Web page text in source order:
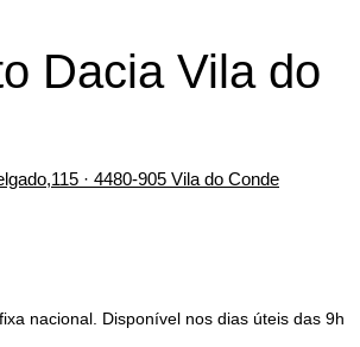
DaciaVila do
· 4480-905 Vila do Conde
nacional. Disponível nos dias úteis das 9h